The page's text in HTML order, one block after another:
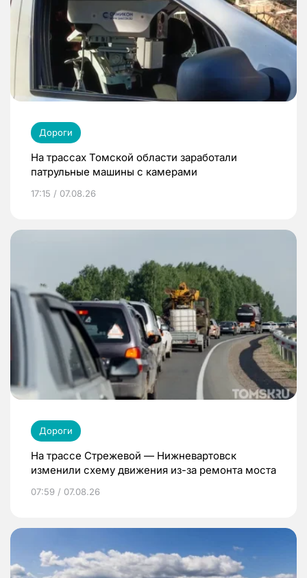
Дороги
На трассах Томской области заработали
патрульные машины с камерами
17:15 / 07.08.26
Дороги
На трассе Стрежевой — Нижневартовск
изменили схему движения из-за ремонта моста
07:59 / 07.08.26